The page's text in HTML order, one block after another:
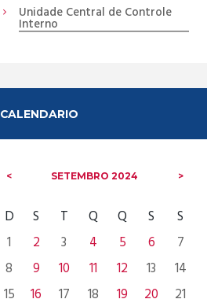
Unidade Central de Controle
Interno
CALENDARIO
SETEMBRO2024
D S T Q Q S
S
1
2 3 4 5 6
7
8
9 10 11 12 13
14